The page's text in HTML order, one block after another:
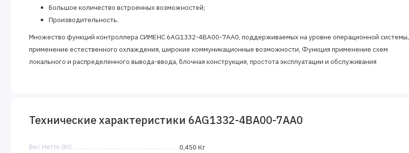
Большое количество встроенных возможностей;
Производительность.
Множество функций контроллера СИМЕНС 6AG1332-4BA00-7AA0, поддерживаемых на уровне операционной системы,
применение естественного охлаждения, широкие коммуникационные возможности, Функция применение схем
локального и распределенного вывода-ввода, блочная конструкция, простота эксплуатации и обслуживания
Технические характеристики 6AG1332-4BA00-7AA0
Вес Нетто (Кг) 0,450 Кг